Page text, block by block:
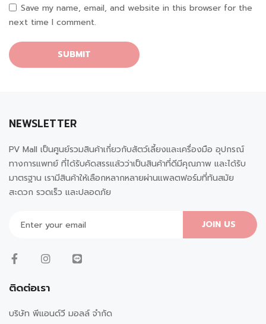
Save my name, email, and website in this browser for the
next time I comment.
NEWSLETTER
PV Mall เป็นศูนย์รวมสินค้าเกี่ยวกับสัตว์เลี้ยงและเครื่องมือ อุปกรณ์
ทางการแพทย์ ที่ได้รับคัดสรรแล้วว่าเป็นสินค้าที่ดีมีคุณภาพ และได้รับ
มาตรฐาน เรามีสินค้าให้เลือกหลากหลายผ่านแพลตฟอร์มที่ทันสมัย
สะดวก รวดเร็ว และปลอดภัย
JOIN US
ติดต่อเรา
บริษัท พีแอนด์วี มอลล์ จำกัด